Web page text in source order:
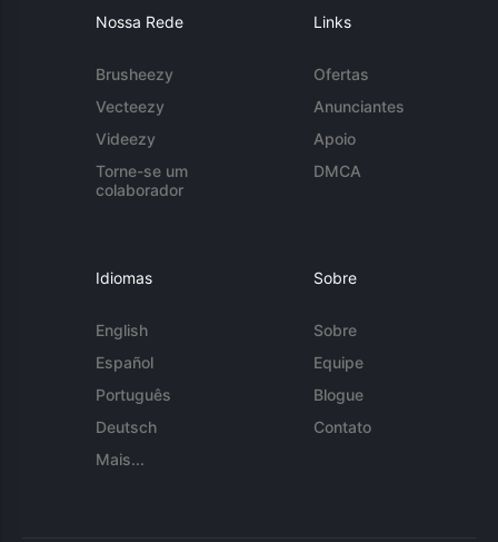
Nossa Rede
Brusheezy
Vecteezy
Videezy
Torne-se um
colaborador
Links
Ofertas
Anunciantes
Apoio
DMCA
Idiomas
English
Español
Português
Deutsch
Mais...
Sobre
Sobre
Equipe
Blogue
Contato